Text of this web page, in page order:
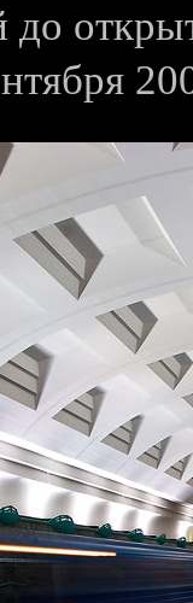
до